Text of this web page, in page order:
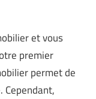
et vous
premier
permet de